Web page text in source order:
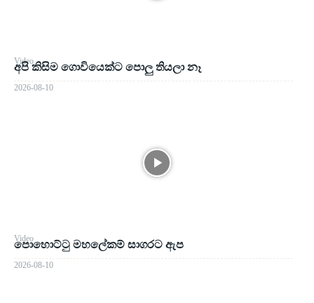
Video
අපි කිසිම ගොවියෙක්ට පොලු තියලා නෑ
2026-08-10
Video
පොහොට්ටු මහලේකම් සාගරට ඇප
2026-08-10